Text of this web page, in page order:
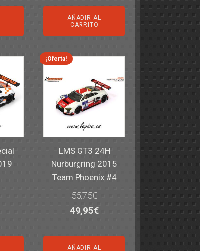
precio
original
era:
82,40€.
precio
actual
es:
AÑADIR AL
CARRITO
¡Oferta!
LMS GT3 24H
Nurburgring 2015
Team Phoenix #4
55,75€
El
original
49,95€El
actual
AÑADIR AL